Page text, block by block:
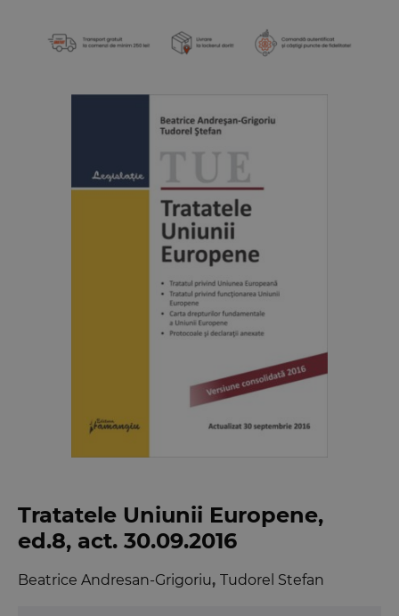
Tratatele Uniunii Europene,
ed.8, act. 30.09.2016
Beatrice Andresan-Grigoriu, Tudorel Stefan